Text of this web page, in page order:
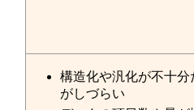
構造化や汎化が不十
がしづらい